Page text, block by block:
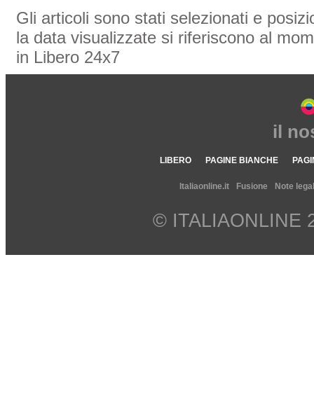
Gli articoli sono stati selezionati e
la data visualizzate si riferiscono al
in Libero 24x7
il
LIBERO PAGINE BIANCHE
Italiaonline.it Fusione Note
© ITALIAONLINE